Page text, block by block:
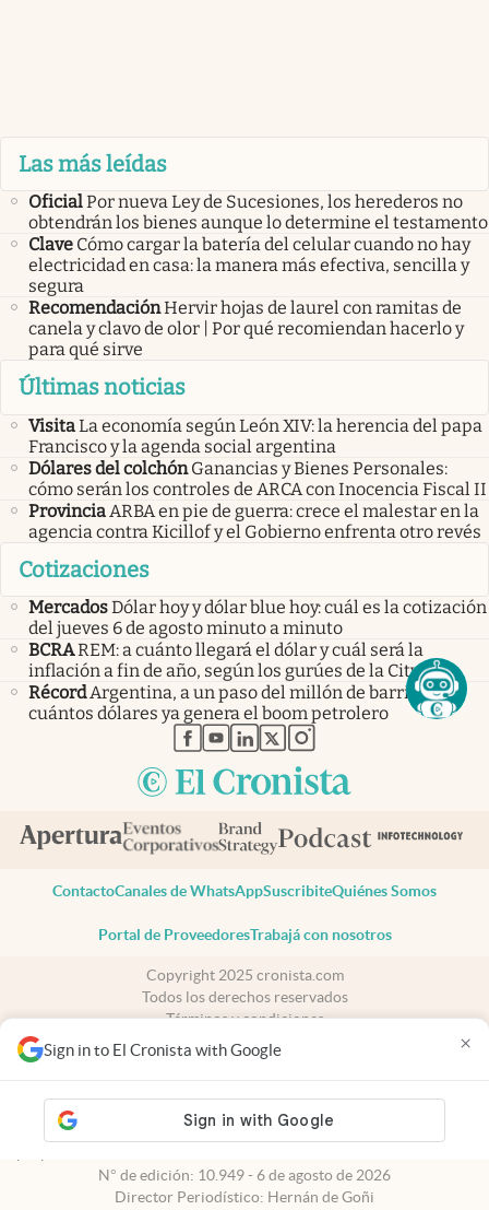
Sign in to El Cronista with Google ×
Las más leídas
OficialPor nueva Ley de Sucesiones, los herederos no
obtendrán los bienes aunque lo determine el testamento
Clave Cómo cargar la batería del celular cuando no hay
electricidad en casa: la manera más efectiva, sencilla y
segura
RecomendaciónHervir hojas de laurel con ramitas de
canela y clavo de olor | Por qué recomiendan hacerlo y
para qué sirve
Últimas noticias
VisitaLa economía según León XIV: la herencia del papa
Francisco y la agenda social argentina
Dólares del colchón Ganancias y Bienes Personales:
cómo serán los controles de ARCA con Inocencia Fiscal II
Provincia ARBA en pie de guerra: crece el malestar en la
agencia contra Kicillof y el Gobierno enfrenta otro revés
Cotizaciones
MercadosDólar hoy y dólar blue hoy: cuál es la cotización
del jueves 6 de agosto minuto a minuto
BCRAREM: a cuánto llegará el dólar y cuál será la
inflación a fin de año, según los gurúes de la City
RécordArgentina, a un paso del millón de barriles:
cuántos dólares ya genera el boom petrolero
abre en nueva pestaña
abre en nueva pestaña
abre en nueva pestaña
abre en nueva pestaña
abre en nueva pestaña
ContactoCanales de WhatsAppSuscribiteQuiénes Somos
Portal de ProveedoresTrabajá con nosotros
Copyright 2025 cronista.com
Todos los derechos reservados
Términos y condiciones
Privacidad
Consentimiento
cronista.com
es propiedad de El Cronista Comercial S.A Registro de
N° de edición: 10.949 - 6 de agosto de 2026
Director Periodístico: Hernán de Goñi